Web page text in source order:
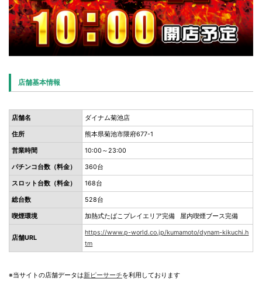
店舗基本情報
店舗名 ダイナム菊池店
住所 熊本県菊池市隈府677-1
営業時間 10:00～23:00
パチンコ台数（料金） 360台
スロット台数（料金） 168台
総台数 528台
喫煙環境 加熱式たばこプレイエリア完備 屋内喫煙ブース完備
店舗URL
https://www.p-world.co.jp/kumamoto/dynam-kikuchi.h
tm
※当サイトの店舗データは新ピーサーチを利用しております